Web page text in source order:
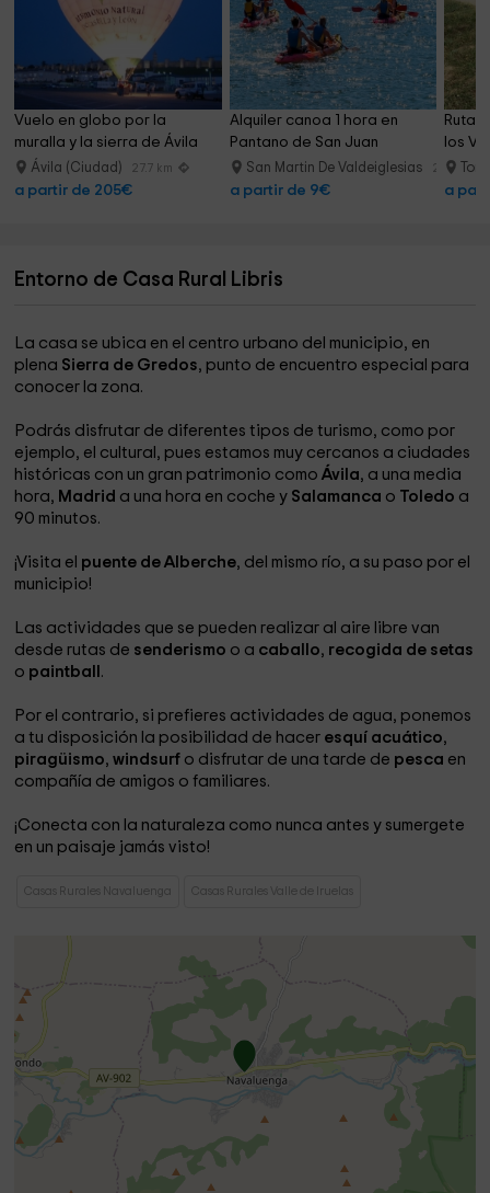
Vuelo en globo por la
muralla y la sierra de Ávila
Ávila (Ciudad) 27.7 km
a partir de 205€
Alquiler canoa 1 hora en
Pantano de San Juan
San Martin De Valdeiglesias 27.9 km
a partir de 9€
Ruta
los
a
Entorno de Casa Rural Libris
La casa se ubica en el centro urbano del municipio, en
plena Sierra de Gredos, punto de encuentro especial para
conocer la zona.
Podrás disfrutar de diferentes tipos de turismo, como por
ejemplo, el cultural, pues estamos muy cercanos a ciudades
históricas con un gran patrimonio comoÁvila, a una media
hora, Madrid a una hora en coche y Salamanca o Toledo a
90 minutos.
¡Visita el puente de Alberche, del mismo río, a su paso por el
municipio!
Las actividades que se pueden realizar al aire libre van
desde rutas de senderismo o a caballo, recogida de setas
o paintball .
Por el contrario, si prefieres actividades de agua, ponemos
a tu disposición la posibilidad de hacer esquí acuático,
piragüismo,windsurf o disfrutar de una tarde de pesca en
compañía de amigos o familiares.
¡Conecta con la naturaleza como nunca antes y sumergete
en un paisaje jamás visto!
Casas Rurales Navaluenga Casas Rurales Valle de Iruelas